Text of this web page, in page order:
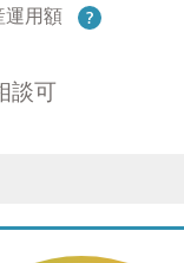
運用額
談可